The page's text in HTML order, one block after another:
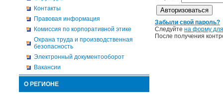
Контакты
Правовая информация
Комиссия по корпоративной этике
Охрана труда и производственная
безопасность
Электронный документооборот
Вакансии
О РЕГИОНЕ
Забыли свой пароль?
Следуйте на форму
После получения